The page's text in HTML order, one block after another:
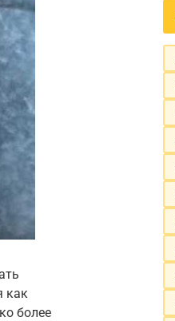
как
более